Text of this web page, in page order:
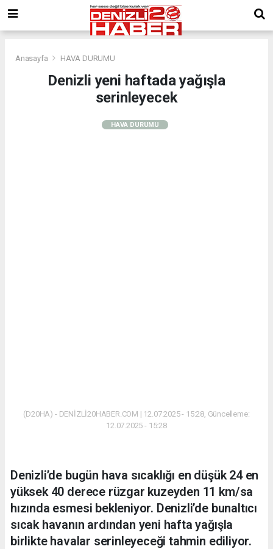
Anasayfa HAVA DURUMU
Denizli yeni haftada yağışla
serinleyecek
HAVA DURUMU
(D20HA) - DENİZLİ20HABER.COM | 12.07.2025 - 15:28, Güncelleme:
12.07.2025 - 15:28
Denizli’de bugün hava sıcaklığı en düşük 24 en
yüksek 40 derece rüzgar kuzeyden 11 km/sa
hızında esmesi bekleniyor. Denizli’de bunaltıcı
sıcak havanın ardından yeni hafta yağışla
birlikte havalar serinleyeceği tahmin ediliyor.